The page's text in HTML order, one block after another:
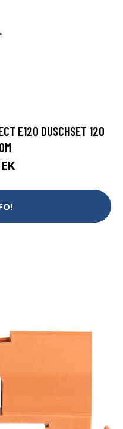
E120 DUSCHSET 120